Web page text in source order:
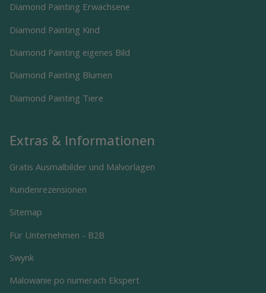
Diamond Painting Erwachsene
Diamond Painting Kind
Diamond Painting eigenes Bild
Diamond Painting Blumen
Diamond Painting Tiere
Extras & Informationen
Gratis Ausmalbilder und Malvorlagen
Kundenrezensionen
Sitemap
Für Unternehmen - B2B
Swynk
Malowanie po numerach Ekspert